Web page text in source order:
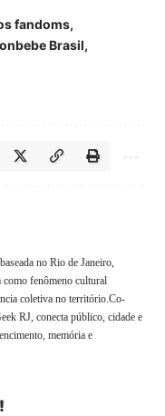
fandoms
Brasil
no Rio de Janeiro,
como fenômeno cultural
coletiva no território.Co-
RJ, conecta público, cidade e
memória e